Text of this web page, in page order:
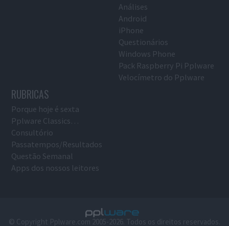
Análises
Android
iPhone
Questionários
Windows Phone
Pack Raspberry Pi Pplware
Velocímetro do Pplware
RUBRICAS
Porque hoje é sexta
Pplware Classics…
Consultório
Passatempos/Resultados
Questão Semanal
Apps dos nossos leitores
© Copyright Pplware.com 2005-2026. Todos os direitos reservados.